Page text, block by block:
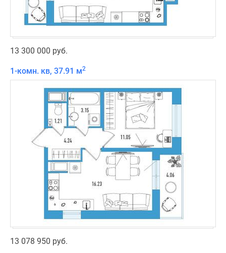
13 300 000 руб.
1-комн. кв, 37.91 м2
13 078 950 руб.